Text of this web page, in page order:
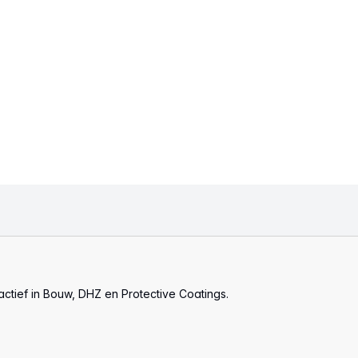
in Bouw, DHZ en Protective Coatings.